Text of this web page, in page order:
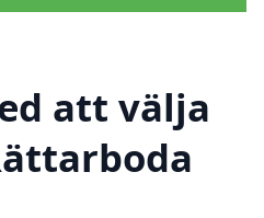
att välja